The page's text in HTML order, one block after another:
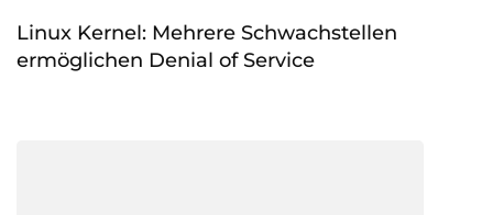
Linux Kernel: Mehrere Schwachstellen
ermöglichen Denial of Service